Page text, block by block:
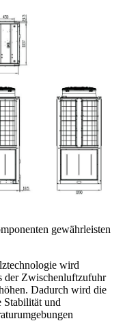
gewährleisten
wird
der Zwischenluftzufuhr
Dadurch wird die
Stabilität und